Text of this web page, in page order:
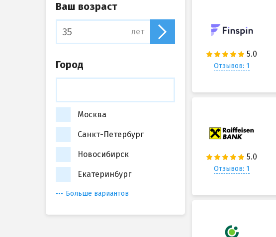
Отзывов: 1
Отзывов: 1
Ваш возраст
лет
Город
Москва
Санкт-Петербург
Новосибирск
Екатеринбург
Больше вариантов